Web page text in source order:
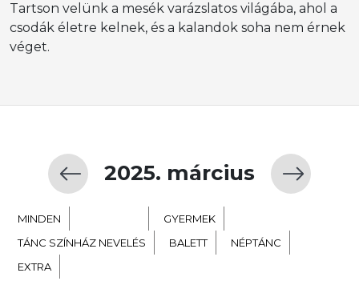
Tartson velünk a mesék varázslatos világába, ahol a
csodák életre kelnek, és a kalandok soha nem érnek
véget.
2025. március
MINDEN
GYERMEK
TÁNC SZÍNHÁZ NEVELÉS
BALETT
NÉPTÁNC
EXTRA